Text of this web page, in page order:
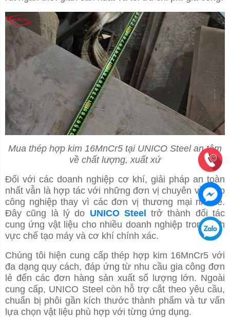
Mua thép hợp kim 16MnCr5 tại UNICO Steel an tâm
về chất lượng, xuất xứ
Đối với các doanh nghiệp cơ khí, giải pháp an toàn
nhất vẫn là hợp tác với những đơn vị chuyên về thép
công nghiệp thay vì các đơn vị thương mại nhỏ lẻ.
Đây cũng là lý do UNICO Steel
trở thành đối tác
cung ứng vật liệu cho nhiều doanh nghiệp trong lĩnh
vực chế tạo máy và cơ khí chính xác.
Chúng tôi hiện cung cấp thép hợp kim 16MnCr5 với
đa dạng quy cách, đáp ứng từ nhu cầu gia công đơn
lẻ đến các đơn hàng sản xuất số lượng lớn. Ngoài
cung cấp, UNICO Steel còn hỗ trợ cắt theo yêu cầu,
chuẩn bị phôi gần kích thước thành phẩm và tư vấn
lựa chọn vật liệu phù hợp với từng ứng dụng.